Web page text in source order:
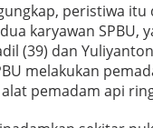
peristiwa itu
karyawan SPBU,
(39) dan
melakukan
pemadam api